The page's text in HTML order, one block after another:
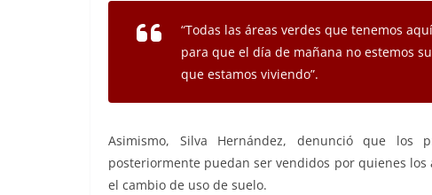
“Todas las áreas verdes que tenemos
para que el día de mañana no estemos
que estamos viviendo”.
Asimismo, Silva Hernández, denunció que
posteriormente puedan ser vendidos por quienes
el cambio de uso de suelo.